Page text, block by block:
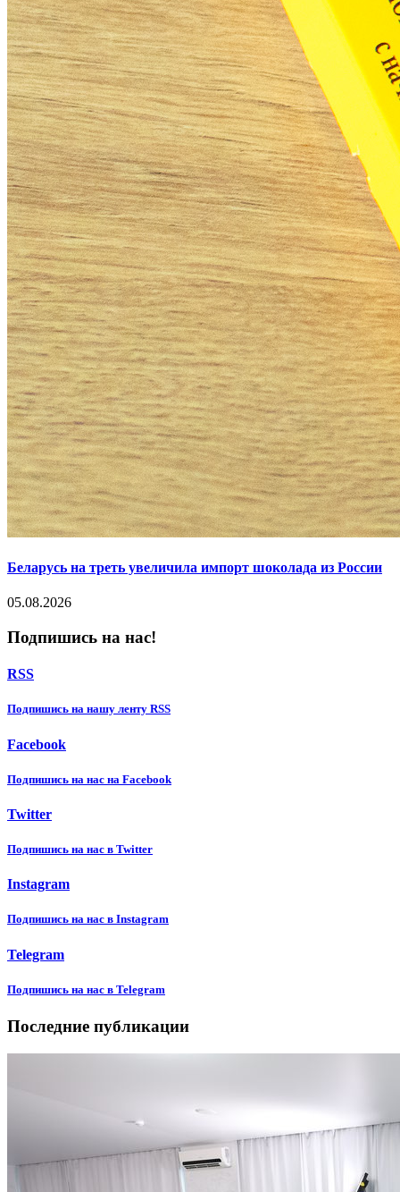
Беларусь на треть увеличила импорт шоколада из России
05.08.2026
Подпишись на нас!
RSS
Подпишиcь на нашу ленту RSS
Facebook
Подпишиcь на нас на Facebook
Twitter
Подпишиcь на нас в Twitter
Instagram
Подпишиcь на нас в Instagram
Telegram
Подпишиcь на нас в Telegram
Последние публикации